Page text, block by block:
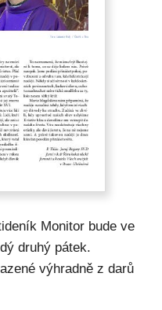
Monitor bude ve
druhý pátek.
výhradně z darů